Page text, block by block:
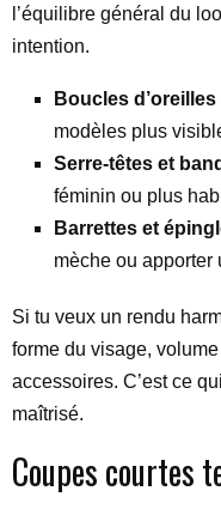
l’équilibre général du
intention.
Boucles d’oreilles
modèles plus
Serre-têtes et
féminin ou plus
Barrettes et
mèche ou apporter
Si tu veux un rendu
forme du visage,
accessoires. C’est ce
maîtrisé.
Coupes courtes